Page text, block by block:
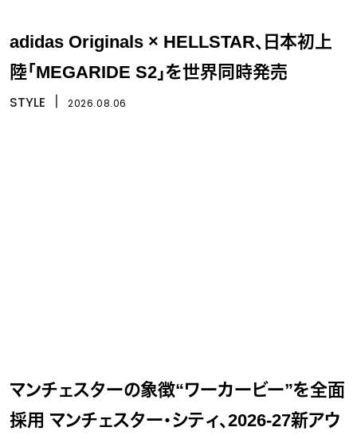
adidas Originals × HELLSTAR、日本初上
陸「MEGARIDE S2」を世界同時発売
STYLE 2026.08.06
マンチェスターの象徴“ワーカービー”を全面
採用 マンチェスター・シティ、2026-27新アウ